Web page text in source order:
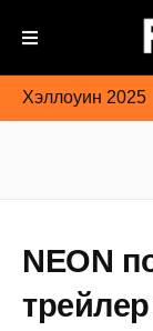
Хэллоуин 2025
NEON